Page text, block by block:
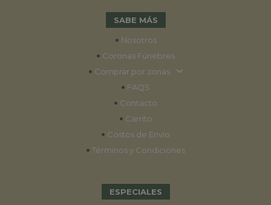
SABE MÁS
• Nosotros
• Coronas Fúnebres
• Comprar por zonas
• FAQS
• Contacto
• Carrito
• Costos de Envío
• Términos y Condiciones
ESPECIALES